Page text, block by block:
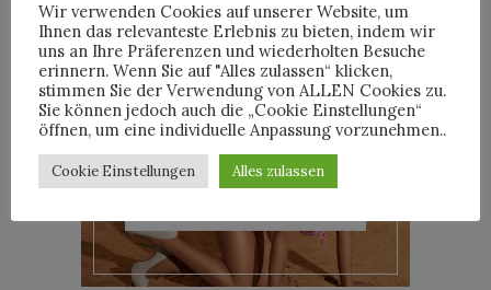
INTERVIEWS
Wir verwenden Cookies auf unserer Website, um
Ihnen das relevanteste Erlebnis zu bieten, indem wir
uns an Ihre Präferenzen und wiederholten Besuche
erinnern. Wenn Sie auf "Alles zulassen“ klicken,
stimmen Sie der Verwendung von ALLEN Cookies zu.
Sie können jedoch auch die „Cookie Einstellungen“
öffnen, um eine individuelle Anpassung vorzunehmen..
Cookie Einstellungen Alles zulassen